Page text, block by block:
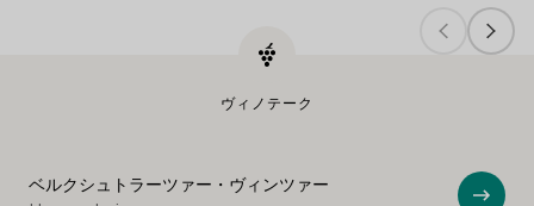
ヴィノテーク
ベルクシュトラーツァー・ヴィンツァー